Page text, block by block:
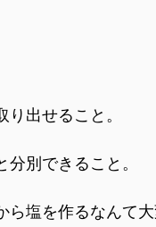
出せること。
別できること。
ら塩を作るなんて